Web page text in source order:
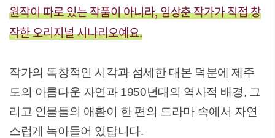
원작이 따로 있는 작품이 아니라, 임상춘 작가가 직접 창
작한 오리지널 시나리오예요.
작가의 독창적인 시각과 섬세한 대본 덕분에 제주
도의 아름다운 자연과 1950년대의 역사적 배경, 그
리고 인물들의 애환이 한 편의 드라마 속에서 자연
스럽게 녹아들어 있답니다.